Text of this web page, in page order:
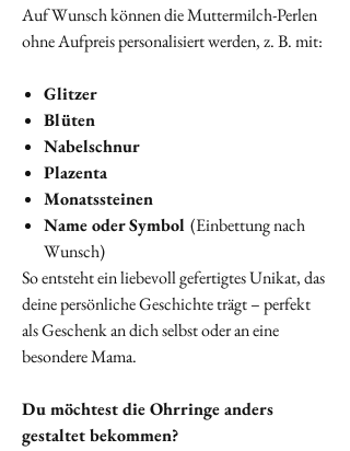
Auf Wunsch können die Muttermilch-Perlen
ohne Aufpreis personalisiert werden, z. B. mit:
Glitzer
Blüten
Nabelschnur
Plazenta
Monatssteinen
Name oder Symbol (Einbettung nach
Wunsch)
So entsteht ein liebevoll gefertigtes Unikat, das
deine persönliche Geschichte trägt – perfekt
als Geschenk an dich selbst oder an eine
besondere Mama.
Du möchtest die Ohrringe anders
gestaltet bekommen?